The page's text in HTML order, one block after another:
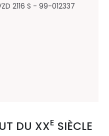
2116 S - 99-012337
DU XXE SIÈCLE